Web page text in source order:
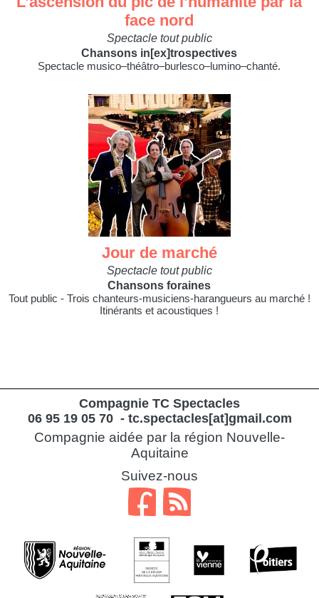
face nord
Spectacle tout public
Chansons in[ex]trospectives
Spectacle musico–théâtro–burlesco–lumino–chanté.
Jour de marché
Spectacle tout public
C hansons foraines
Tout public - Trois chanteurs-musiciens-harangueurs au marché !
Itinérants et acoustiques !
Compagnie TC Spectacles
06 95 19 05 70 - tc.spectacles[at]gmail.com
Compagnie aidée par la région Nouvelle-
Aquitaine
Suivez-nous